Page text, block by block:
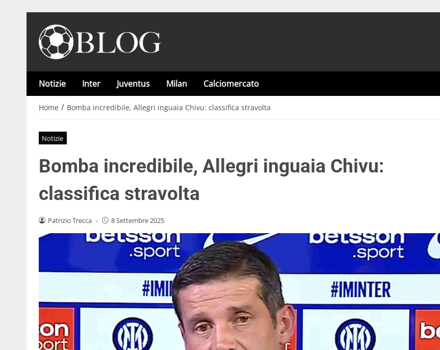
Notizie Inter Juventus Milan Calciomercato
Home / Bomba incredibile, Allegri inguaia Chivu: classifica stravolta
Notizie
Bomba incredibile, Allegri inguaia Chivu:
classifica stravolta
Patrizio Trecca - 8 Settembre 2025